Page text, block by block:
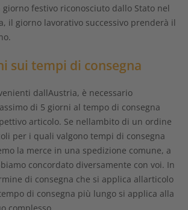
festivo riconosciuto dallo Stato nel
il giorno lavorativo successivo prenderà il
sui tempi di consegna
dallAustria, è necessario
di 5 giorni al tempo di consegna
articolo. Se nellambito di un ordine
per i quali valgono tempi di consegna
la merce in una spedizione comune, a
concordato diversamente con voi. In
di consegna che si applica allarticolo
di consegna più lungo si applica alla